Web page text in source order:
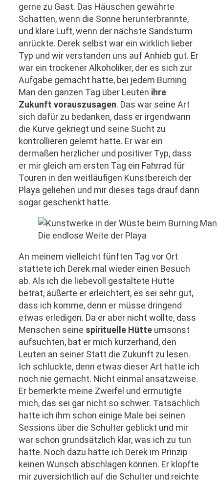
gerne zu Gast. Das Häuschen gewährte
Schatten, wenn die Sonne herunterbrannte,
und klare Luft, wenn der nächste Sandsturm
anrückte. Derek selbst war ein wirklich lieber
Typ und wir verstanden uns auf Anhieb gut. Er
war ein trockener Alkoholiker, der es sich zur
Aufgabe gemacht hatte, bei jedem Burning
Man den ganzen Tag über Leuten ihre
Zukunft vorauszusagen. Das war seine Art
sich dafür zu bedanken, dass er irgendwann
die Kurve gekriegt und seine Sucht zu
kontrollieren gelernt hatte. Er war ein
dermaßen herzlicher und positiver Typ, dass
er mir gleich am ersten Tag ein Fahrrad für
Touren in den weitläufigen Kunstbereich der
Playa geliehen und mir dieses tags drauf dann
sogar geschenkt hatte.
Die endlose Weite der Playa
An meinem vielleicht fünften Tag vor Ort
stattete ich Derek mal wieder einen Besuch
ab. Als ich die liebevoll gestaltete Hütte
betrat, äußerte er erleichtert, es sei sehr gut,
dass ich komme, denn er müsse dringend
etwas erledigen. Da er aber nicht wollte, dass
Menschen seine spirituelle Hütte umsonst
aufsuchten, bat er mich kurzerhand, den
Leuten an seiner Statt die Zukunft zu lesen.
Ich schluckte, denn etwas dieser Art hatte ich
noch nie gemacht. Nicht einmal ansatzweise.
Er bemerkte meine Zweifel und ermutigte
mich, das sei gar nicht so schwer. Tatsächlich
hatte ich ihm schon einige Male bei seinen
Sessions über die Schulter geblickt und mir
war schon grundsätzlich klar, was ich zu tun
hatte. Noch dazu hätte ich Derek im Prinzip
keinen Wunsch abschlagen können. Er klopfte
mir zuversichtlich auf die Schulter und reichte